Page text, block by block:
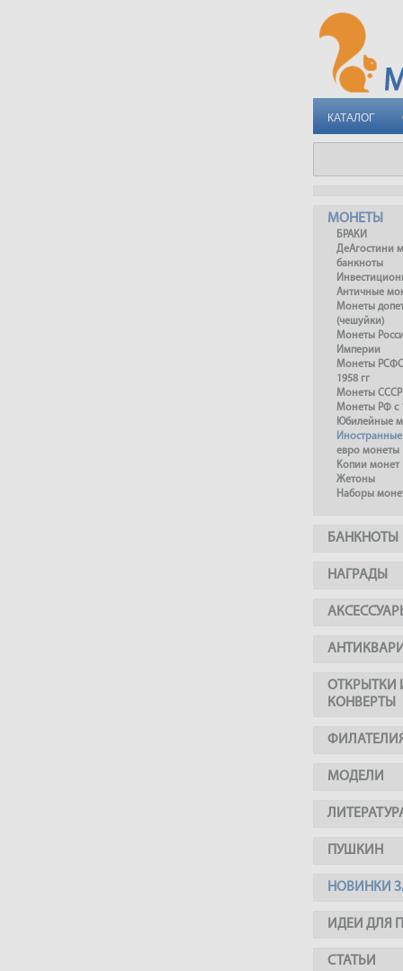
КАТАЛОГ
МОНЕТЫ
БРАКИ
ДеАгостини
банкноты
Античные
Монеты
(чешуйки)
Монеты
Империи
Монеты
1958 гг
Монеты СССР
Монеты РФ с
Юбилейные
евро монеты
Копии монет
Жетоны
Наборы
БАНКНОТЫ
НАГРАДЫ
ОТКРЫТКИ
КОНВЕРТЫ
МОДЕЛИ
ПУШКИН
НОВИНКИ
ИДЕИ ДЛЯ
СТАТЬИ